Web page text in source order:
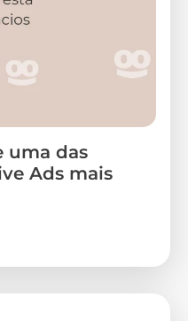
uma das
Ads mais